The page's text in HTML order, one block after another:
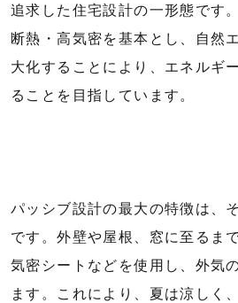
追求した住宅設計の一形態です
断熱・高気密を基本とし、自然
大化することにより、エネルギ
ることを目指しています。
パッシブ設計の最大の特徴は、
です。外壁や屋根、窓に至るま
気密シートなどを使用し、外気
ます。これにより、夏は涼しく